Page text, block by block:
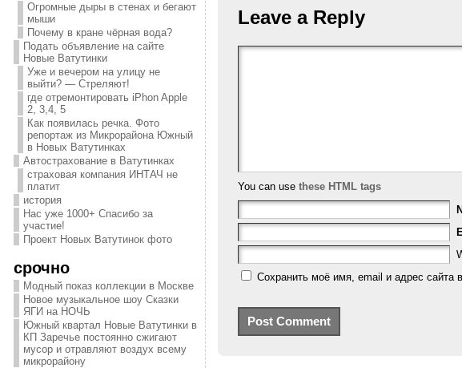
Огромные дыры в стенах и бегают
мыши
Почему в кране чёрная вода?
Подать объявление на сайте
Новые Ватутинки
Уже и вечером на улицу не
выйти? — Стреляют!
где отремонтировать iPhon Apple
2, 3,4, 5
Как появилась речка. Фото
репортаж из Микрорайона Южный
в Новых Ватутинках
Автострахование в Ватутинках
страховая компания ИНТАЧ не
платит
история
Нас уже 1000+ Спасибо за
участие!
Проект Новых Ватутинок фото
срочно
Модный показ коллекции в Москве
Новое музыкальное шоу Сказки
ЯГИ на НОЧЬ
Южный квартал Новые Ватутинки в
КП Заречье постоянно сжигают
мусор и отравляют воздух всему
микрорайону
Leave a Reply
You can use these HTML tags
Сохранить моё имя, email и адрес